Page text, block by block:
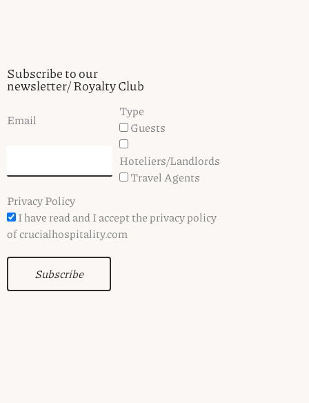
Subscribe to our
newsletter/ Royalty Club
Email
Type
Guests
Hoteliers/Landlords
Travel Agents
Privacy Policy
I have read and I accept the privacy policy
of crucialhospitality.com
Subscribe